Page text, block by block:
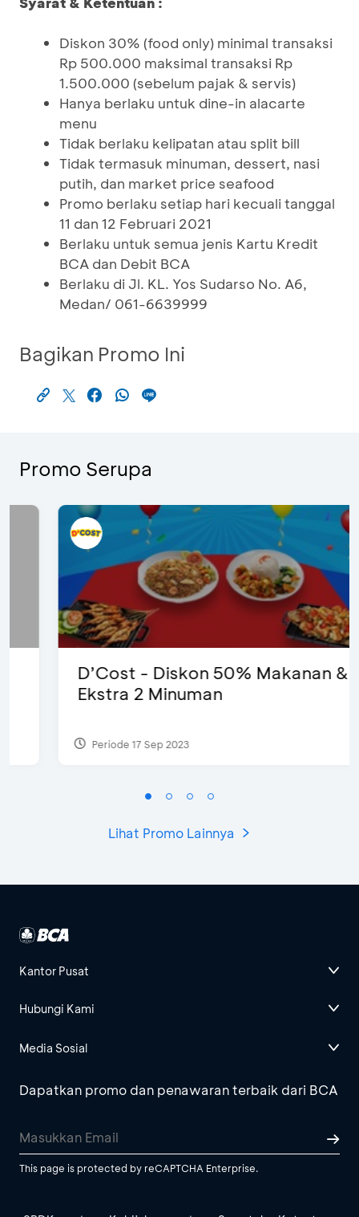
Diskon 30% (food only) minimal transaksi
Rp 500.000 maksimal transaksi Rp
1.500.000 (sebelum pajak & servis)
Hanya berlaku untuk dine-in alacarte
menu
Tidak berlaku kelipatan atau split bill
Tidak termasuk minuman, dessert, nasi
putih, dan market price seafood
Promo berlaku setiap hari kecuali tanggal
11 dan 12 Februari 2021
Berlaku untuk semua jenis Kartu Kredit
BCA dan Debit BCA
Berlaku di Jl. KL. Yos Sudarso No. A6,
Medan/ 061-6639999
Bagikan Promo Ini
Promo Serupa
D’Cost - Diskon 50% Makanan &
Ekstra 2 Minuman
Periode 17 Sep 2023
Lihat Promo Lainnya
Kantor Pusat
Hubungi Kami
Media Sosial
Dapatkan promo dan penawaran terbaik dari BCA
This page is protected by reCAPTCHA Enterprise.